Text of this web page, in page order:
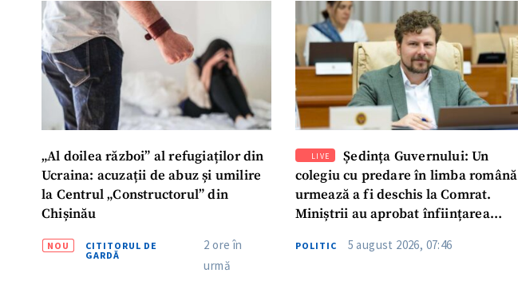
„Al doilea război” al refugiaților din
Ucraina: acuzații de abuz și umilire
la Centrul „Constructorul” din
Chișinău
NOU
CITITORUL DE
GARDĂ
2 ore în
urmă
LIVE
Ședința Guvernului: Un
colegiu cu predare în limba română
urmează a fi deschis la Comrat.
Miniștrii au aprobat înființarea
Turc „Recep Tayyip Erdogan”
POLITIC 5 august 2026, 07:46
Mesajul știrei + Mesajul știrei